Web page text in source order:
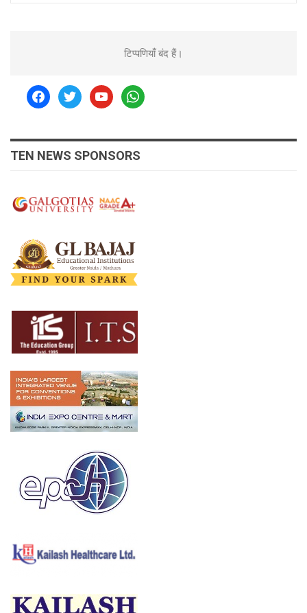
टिप्पणियाँ बंद हैं।
facebooktwitteryoutubewhatsapp
TEN NEWS SPONSORS